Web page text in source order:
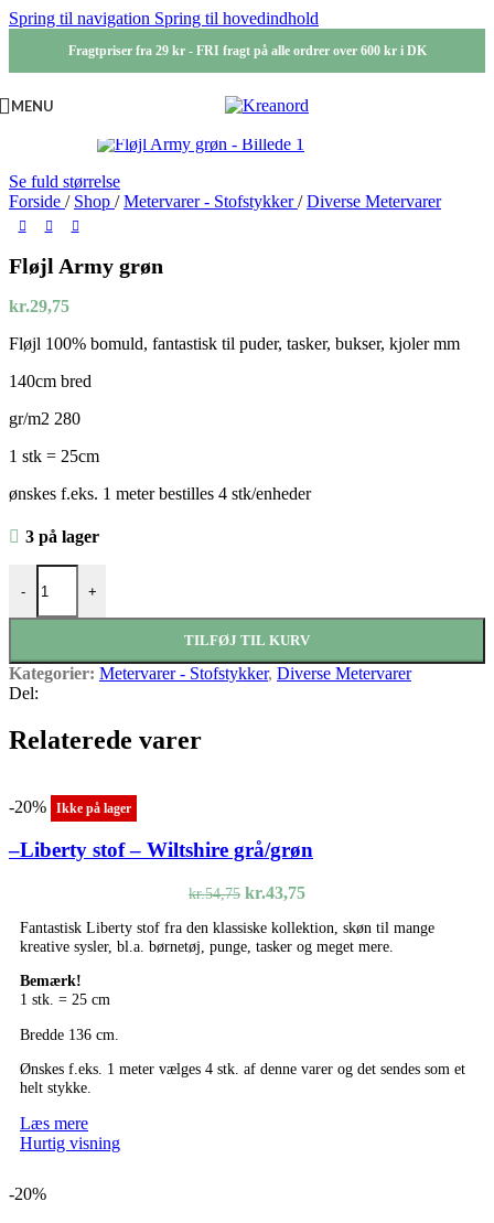
Spring til navigation Spring til hovedindhold
Fragtpriser fra 29 kr - FRI fragt på alle ordrer over 600 kr i DK
MENU
Se fuld størrelse
Forside / Shop / Metervarer - Stofstykker/ Diverse Metervarer
Fløjl Army grøn
kr.29,75
Fløjl 100% bomuld, fantastisk til puder, tasker, bukser, kjoler mm
140cm bred
gr/m2 280
1 stk = 25cm
ønskes f.eks. 1 meter bestilles 4 stk/enheder
3 på lager
-
Fløjl Army grøn antal
+
TILFØJ TIL KURV
Kategorier: Metervarer - Stofstykker, Diverse Metervarer
Del:
Relaterede varer
-20% Ikke på lager
–Liberty stof – Wiltshire grå/grøn
kr.54,75 Den
pris
var:
kr.43,75Den
pris
er:
Fantastisk Liberty stof fra den klassiske kollektion, skøn til mange
kreative sysler, bl.a. børnetøj, punge, tasker og meget mere.
Bemærk!
1 stk. = 25 cm
Bredde 136 cm.
Ønskes f.eks. 1 meter vælges 4 stk. af denne varer og det sendes som et
helt stykke.
Læs mere
Hurtig visning
-20%